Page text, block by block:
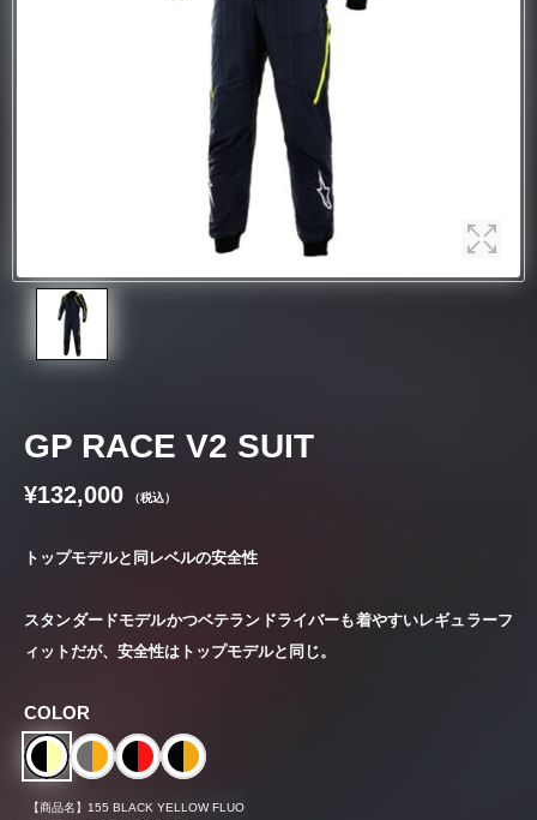
GP RACE V2 SUIT
¥132,000 （税込）
トップモデルと同レベルの安全性
スタンダードモデルかつベテランドライバーも着やすいレギュラーフ
ィットだが、安全性はトップモデルと同じ。
COLOR
【商品名】
155 BLACK YELLOW FLUO